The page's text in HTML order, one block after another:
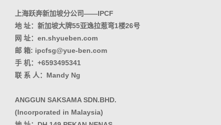
上海跃奔新加坡分公司——IPCF
地 址：新加坡大牌55亚逸拉惹弯1楼26号
网 址：en.shyueben.com
邮 箱: ipcfsg@yue-ben.com
手 机：+6593495341
联 系 人：Mandy Ng
ANGGUN SAKSAMA SDN.BHD.
(Incorporated in Malaysia)